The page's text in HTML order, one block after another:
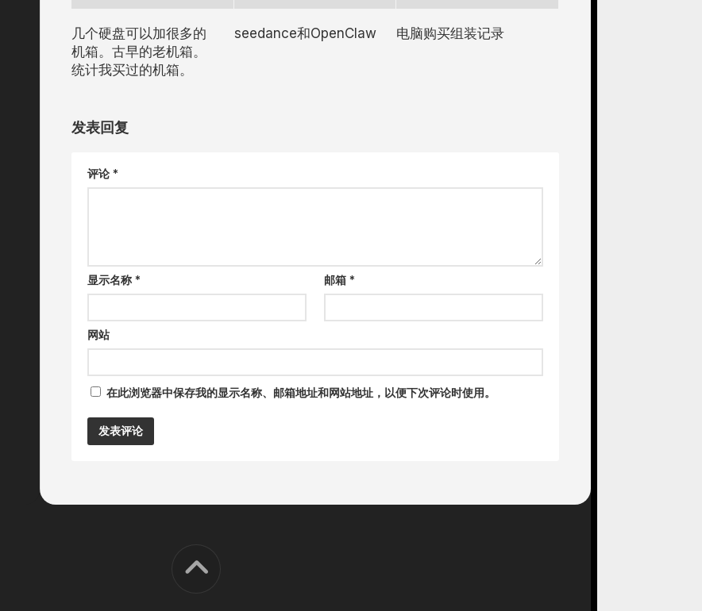
几个硬盘可以加很多的
机箱。古早的老机箱。
统计我买过的机箱。
seedance和OpenClaw 电脑购买组装记录
发表回复
评论 *
显示名称 * 邮箱*
网站
在此浏览器中保存我的显示名称、邮箱地址和网站地址，以便下次评论时使用。